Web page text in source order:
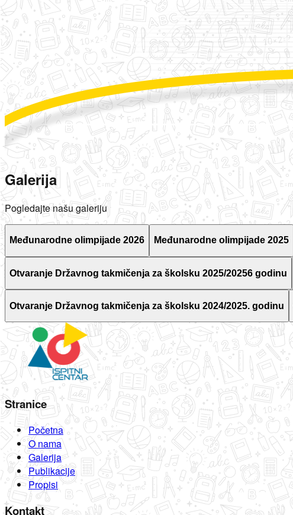
Galerija
Pogledajte našu galeriju
Međunarodne olimpijade 2026 Međunarodne olimpijade 2025
Otvaranje Državnog takmičenja za školsku 2025/20256 godinu
Otvaranje Državnog takmičenja za školsku 2024/2025. godinu
Stranice
Početna
O nama
Galerija
Publikacije
Propisi
Kontakt